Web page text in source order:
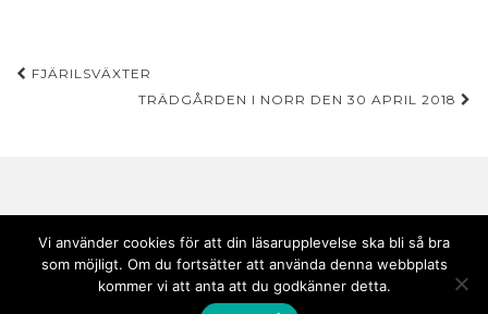
Inläggsnavigering
FJÄRILSVÄXTER
TRÄDGÅRDEN I NORR DEN 30 APRIL 2018
Copyright © 2020 Andebark | Tema avColorlibdrivs med WordPress
Vi använder cookies för att din läsarupplevelse ska bli så bra
som möjligt. Om du fortsätter att använda denna webbplats
kommer vi att anta att du godkänner detta.